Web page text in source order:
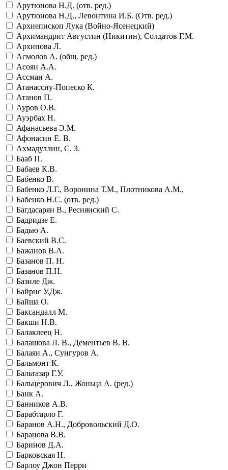
Арутюнова Н.Д. (отв. ред.)
Арутюнова Н.Д., Левонтина И.Б. (Отв. ред.)
Архиепископ Лука (Войно-Ясенецкий)
Архимандрит Августин (Никитин), Солдатов Г.М.
Архипова Л.
Асмолов А. (общ. ред.)
Асоян А.А.
Ассман А.
Атанассиу-Попеско К.
Атанов П.
Ауров О.В.
Ауэрбах Н.
Афанасьева Э.М.
Афонасин Е. В.
Ахмадуллин, С. З.
Бааб П.
Бабаев К.В.
Бабенко В.
Бабенко Л.Г., Воронина Т.М., Плотникова А.М.,
Бабенко Н.С. (отв. ред.)
Багдасарян В., Реснянский С.
Бадридзе Е.
Бадью А.
Баевский В.С.
Бажанов В.А.
Базанов П. Н.
Базанов П.Н.
Базиле Дж.
Байрнс У.Дж.
Байша О.
Баксандалл М.
Бакши Н.В.
Балаклеец Н.
Балашова Л. В., Дементьев В. В.
Балаян А., Сунгуров А.
Бальмонт К.
Бальтазар Г.У.
Бальцерович Л., Жоньца А. (ред.)
Банк А.
Банников А.В.
Барабтарло Г.
Баранов А.Н., Добровольский Д.О.
Баранова В.В.
Баринов Д.А.
Барковская Н.
Барлоу Джон Перри